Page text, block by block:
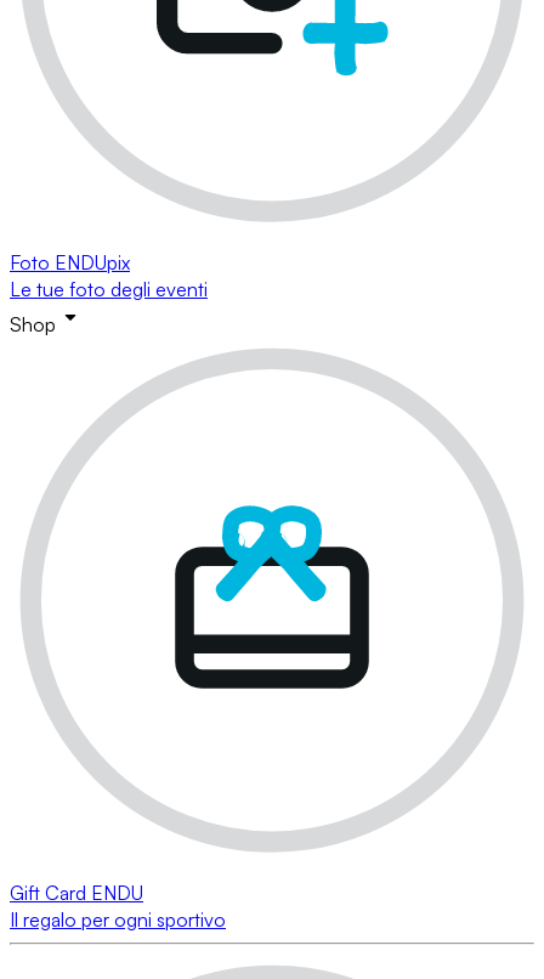
Foto ENDUpix
Le tue foto degli eventi
Shop
Gift Card ENDU
Il regalo per ogni sportivo